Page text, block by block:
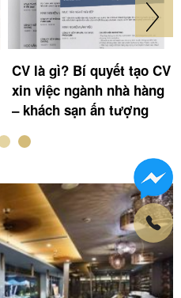
CV là gì? Bí quyết tạo CV
xin việc ngành nhà hàng
– khách sạn ấn tượng